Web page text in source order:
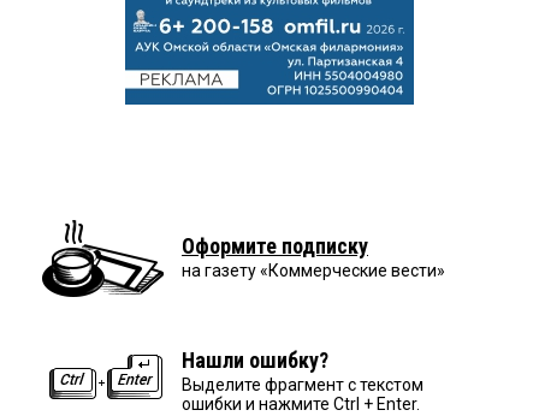
Оформите подписку
на газету «Коммерческие вести»
Нашли ошибку?
Выделите фрагмент с текстом
ошибки и нажмите Ctrl + Enter.